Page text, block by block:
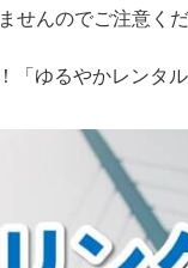
んのでご注意くだ
「ゆるやかレンタ